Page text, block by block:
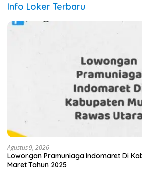
Info Loker Terbaru
Agustus 9, 2026
Lowongan Pramuniaga Indomaret Di
Maret Tahun 2025